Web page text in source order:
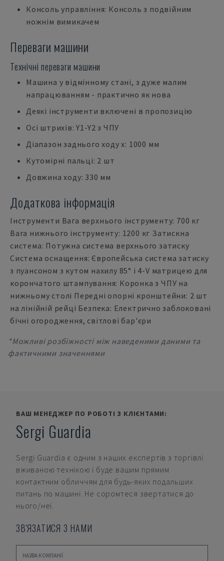
Консоль управління: Консоль з подвійним
ножнім вимикачем
Переваги машини
Технічні переваги машини
Машина у відмінному стані, з дуже малим
напрацюванням - практично як нова
Деякі інструменти включені в пропозицію
Осі штрихів: Y1-Y2 з ЧПУ
Діапазон заднього ходу x: 1000 мм
Кутомірні пальці: 2 шт
Довжина ходу: 330 мм
Додаткова інформація
Інструменти Вага верхнього інструменту: 700 кг
Вага нижнього інструменту: 1200 кг Затискна
система: Потужна система верхнього затиску
Система оснащення: Європейська система затиску
з пуансоном з кутом нахилу 85° і 4-V матрицею для
корончатого штампування: Коронка з ЧПУ на
нижньому столі Передні опорні кронштейни: 2 шт
на лінійній рейці Безпека: Електрично заблоковані
бічні огородження, світлові бар'єри
*Можливі розбіжності між наведеними даними та
фактичними значеннями
ВАШ МЕНЕДЖЕР ПО РОБОТІ З КЛІЄНТАМИ:
Sergi Guardia
Sergi Guardia є одним з наших експертів з торгівлі
вживаною технікою і буде вашим прямим
контактним обличчям для будь-яких подальших
питань по машині. Не соромтеся звертатися до
нього/неї.
ЗВ'ЯЗАТИСЯ З НАМИ